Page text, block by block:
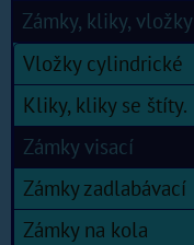
Zámky, kliky,
Vložky cylindrické
Kliky, kliky se štíty.
Zámky visací
Zámky zadlabávací
Zámky na kola